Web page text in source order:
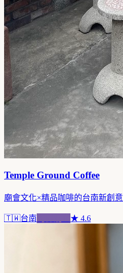
Temple Ground Coffee
廟會文化×精品咖啡的台南新創意
🇹🇼台南 ★ 4.6